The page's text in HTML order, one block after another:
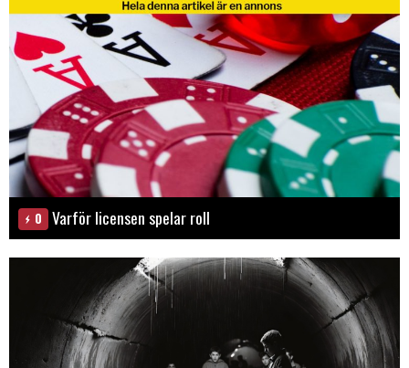
0 Varför licensen spelar roll